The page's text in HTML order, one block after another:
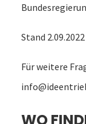
Stand
Für weitere
WO